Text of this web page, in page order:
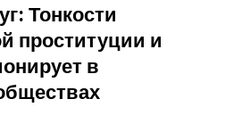
Тонкости
проституции и
в